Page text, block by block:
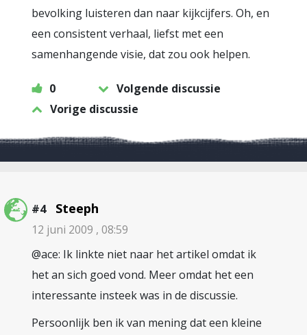
bevolking luisteren dan naar kijkcijfers. Oh, en
een consistent verhaal, liefst met een
samenhangende visie, dat zou ook helpen.
0
Volgende discussie
Vorige discussie
#4 Steeph
12 juni 2009 , 08:59
@ace: Ik linkte niet naar het artikel omdat ik
het an sich goed vond. Meer omdat het een
interessante insteek was in de discussie.
Persoonlijk ben ik van mening dat een kleine